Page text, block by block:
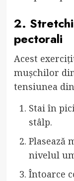
2.
pectorali
Acest
mușchilor
tensiunea
Stai în
stâlp.
Plasează
nivelul
Întoarce